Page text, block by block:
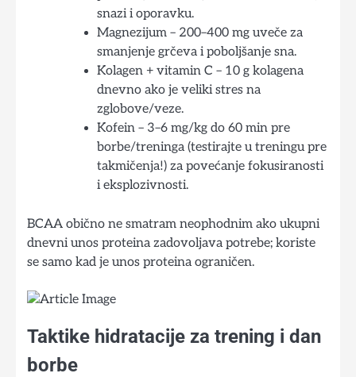
snazi i oporavku.
Magnezijum – 200–400 mg uveče za
smanjenje grčeva i poboljšanje sna.
Kolagen + vitamin C – 10 g kolagena
dnevno ako je veliki stres na
zglobove/veze.
Kofein – 3–6 mg/kg do 60 min pre
borbe/treninga (testirajte u treningu pre
takmičenja!) za povećanje fokusiranosti
i eksplozivnosti.
BCAA obično ne smatram neophodnim ako ukupni
dnevni unos proteina zadovoljava potrebe; koriste
se samo kad je unos proteina ograničen.
Taktike hidratacije za trening i dan
borbe